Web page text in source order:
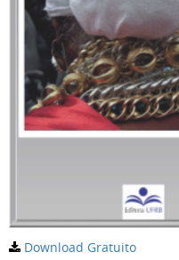
Download Gratuito